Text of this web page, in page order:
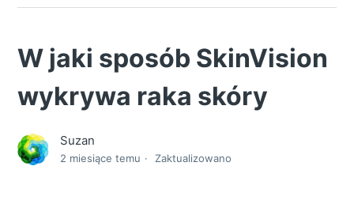
W jaki sposób SkinVision
wykrywa raka skóry
Suzan
2 miesiące temu Zaktualizowano